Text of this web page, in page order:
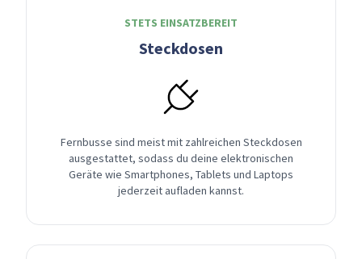
STETS EINSATZBEREIT
Steckdosen
Fernbusse sind meist mit zahlreichen Steckdosen
ausgestattet, sodass du deine elektronischen
Geräte wie Smartphones, Tablets und Laptops
jederzeit aufladen kannst.